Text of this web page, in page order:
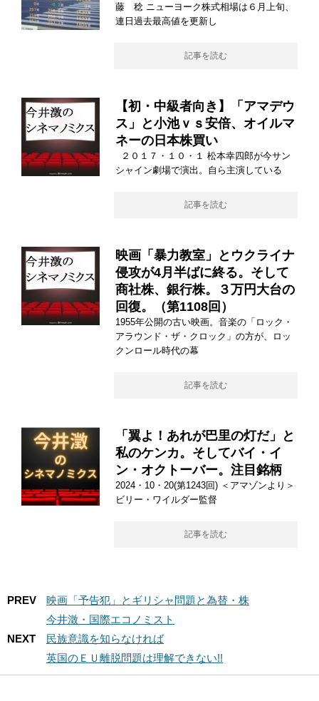
藤 稔 ニューヨーク株式相場は６月上旬、
連日過去最高値を更新し
記事を読む
【初・中級者向き】「アマデウ
ス」と小池ｖｓ安倍、オイルマ
ネーの日本株買い
２０１７・１０・１ 松本幸四郎が今サン
シャイン劇場で演出。自ら主演している
記事を読む
映画「暴力教室」とウクライナ
侵攻が4月半ばに終る。そして
商社株、銀行株。３万円大台の
回復。（第1108回）
1955年公開の古い映画。音楽の「ロック・
アラウンド・ザ・クロック」の方が、ロッ
クンロール時代の幕
記事を読む
「翼よ！あれが巴里の灯だ」と
私のケンカ。そしてバイ・イ
ン・オクトーバー。注目銘柄
2024・10・20(第1243回) ＜アマゾンより＞
ビリー・ワイルダー監督
記事を読む
PREV
映画「予告犯」とギリシャ問題と為替・株
今井澂・国際エコノミスト
NEXT
民族意識を知らなければ
英国のＥＵ離脱問題は理解できない!!